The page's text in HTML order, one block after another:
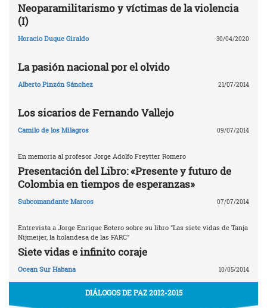
Neoparamilitarismo y víctimas de la violencia
(I)
Horacio Duque Giraldo 30/04/2020
La pasión nacional por el olvido
Alberto Pinzón Sánchez 21/07/2014
Los sicarios de Fernando Vallejo
Camilo de los Milagros 09/07/2014
En memoria al profesor Jorge Adolfo Freytter Romero
Presentación del Libro: «Presente y futuro de
Colombia en tiempos de esperanzas»
Subcomandante Marcos 07/07/2014
Entrevista a Jorge Enrique Botero sobre su libro "Las siete vidas de Tanja
Nijmeijer, la holandesa de las FARC"
Siete vidas e infinito coraje
Ocean Sur Habana 10/05/2014
DIÁLOGOS DE PAZ 2012-2015